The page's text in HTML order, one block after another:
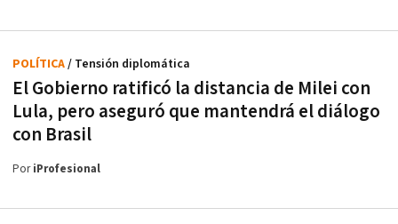
El Gobierno ratificó la distancia de Milei con
Lula, pero aseguró que mantendrá el diálogo
con Brasil
POLÍTICA/ Tensión diplomática
PoriProfesional